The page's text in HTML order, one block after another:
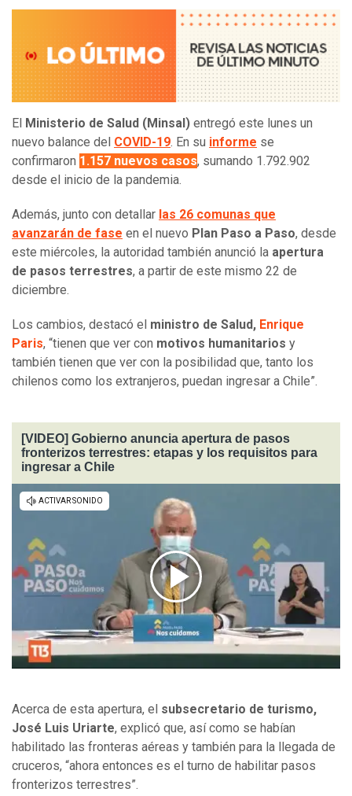
El Ministerio de Salud (Minsal) entregó este lunes un
nuevo balance del COVID-19. En su informe se
confirmaron 1.157 nuevos casos, sumando 1.792.902
desde el inicio de la pandemia.
Además, junto con detallar las 26 comunas que
avanzarán de fase en el nuevo Plan Paso a Paso, desde
este miércoles, la autoridad también anunció la apertura
de pasos terrestres, a partir de este mismo 22 de
diciembre.
Los cambios, destacó el ministro de Salud, Enrique
Paris, “tienen que ver con motivos humanitarios y
también tienen que ver con la posibilidad que, tanto los
chilenos como los extranjeros, puedan ingresar a Chile”.
[VIDEO] Gobierno anuncia apertura de pasos
fronterizos terrestres: etapas y los requisitos para
ingresar a Chile
Acerca de esta apertura, el subsecretario de turismo,
José Luis Uriarte, explicó que, así como se habían
habilitado las fronteras aéreas y también para la llegada de
cruceros, “ahora entonces es el turno de habilitar pasos
fronterizos terrestres”.